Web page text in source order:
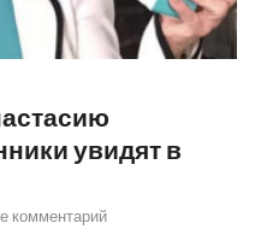
увидят в
комментарий